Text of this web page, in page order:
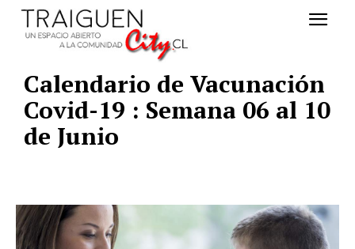
Calendario de Vacunación
Covid-19 : Semana 06 al 10
de Junio